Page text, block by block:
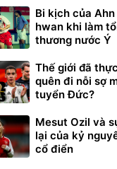
Bi kịch của
hwan khi làm
thương nước Ý
Thế giới đã
quên đi nỗi sợ
tuyển Đức?
Mesut Ozil và
lại của kỷ
cổ điển